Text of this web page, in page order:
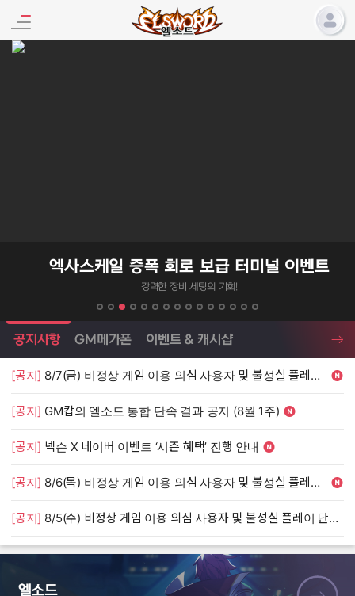
엘소드 프로모션
엑사스케일 증폭 회로 보급 터미널 이벤트
강력한 장비 세팅의 기회!
엘소드 소식
공지사항 GM메가폰 이벤트 & 캐시샵
[공지] 8/7(금) 비정상 게임 이용 의심 사용자 및 불성실 플레이 단속 안내
[공지] GM캅의 엘소드 통합 단속 결과 공지 (8월 1주)
[공지] 넥슨 X 네이버 이벤트 ‘시즌 혜택’ 진행 안내
[공지] 8/6(목) 비정상 게임 이용 의심 사용자 및 불성실 플레이 단속 안내
[공지] 8/5(수) 비정상 게임 이용 의심 사용자 및 불성실 플레이 단속 안내
엘소드 어디까지 알고 있니?